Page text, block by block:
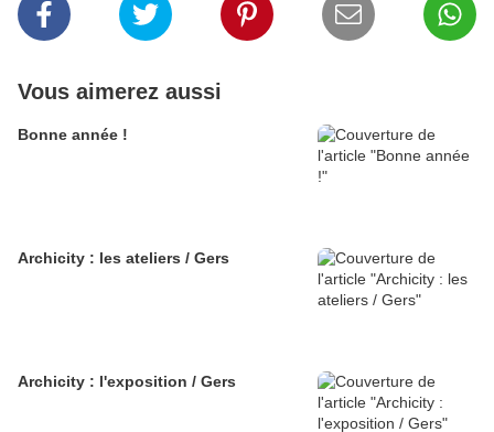
Vous aimerez aussi
Bonne année !
Archicity : les ateliers / Gers
Archicity : l'exposition / Gers